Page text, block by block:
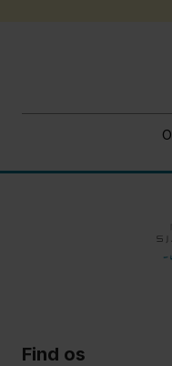
Find os